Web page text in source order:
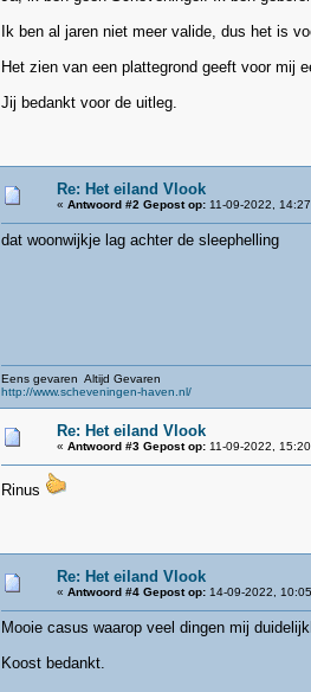
Ik ben al jaren niet meer valide, dus het is
Het zien van een plattegrond geeft voor mij
Jij bedankt voor de uitleg.
Re: Het eiland Vlook
« Antwoord #2 Gepost op:11-09-2022,
dat woonwijkje lag achter de sleephelling
Eens gevaren Altijd Gevaren
http://www.scheveningen-haven.nl/
Re: Het eiland Vlook
« Antwoord #3 Gepost op:11-09-2022,
Rinus
Re: Het eiland Vlook
« Antwoord #4 Gepost op:14-09-2022,
Mooie casus waarop veel dingen mij
Koost bedankt.